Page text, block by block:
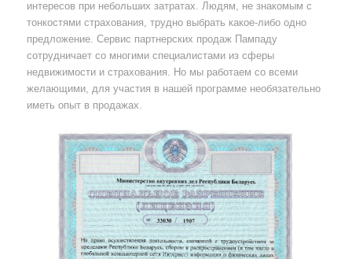
интересов при небольших затратах. Людям, не знакомым с
тонкостями страхования, трудно выбрать какое-либо одно
предложение. Сервис партнерских продаж Пампаду
сотрудничает со многими специалистами из сферы
недвижимости и страхования. Но мы работаем со всеми
желающими, для участия в нашей программе необязательно
иметь опыт в продажах.